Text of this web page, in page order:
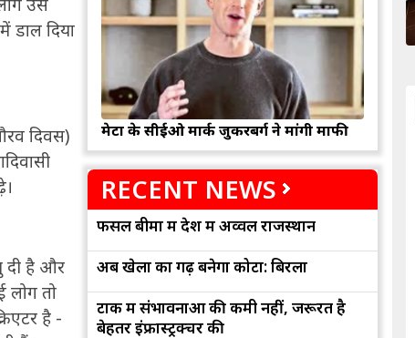
दिया
दिवस)
दी है और
लोग तो
है -
मेटा के सीईओ मार्क जुकरबर्ग ने मांगी माफी
RECENT NEWS
फसल बीमा में देश में अव्वल राजस्थान
अब खेलों का गढ़ बनेगा कोटा: बिरला
टोंक में संभावनाओं की कमी नहीं, जरूरत है
बेहतर इंफ्रास्ट्रक्चर की